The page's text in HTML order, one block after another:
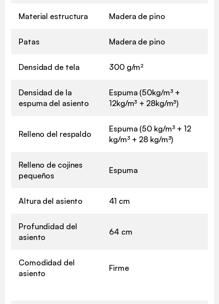
Material estructura Madera de pino
Patas Madera de pino
Densidad de tela 300 g/m²
Densidad de la
espuma del asiento
Espuma (50kg/m³ +
12kg/m³ + 28kg/m³)
Relleno del respaldo
Espuma (50 kg/m³ + 12
kg/m³ + 28 kg/m³)
Relleno de cojines
pequeños
Espuma
Altura del asiento 41 cm
Profundidad del
asiento
64 cm
Comodidad del
asiento
Firme